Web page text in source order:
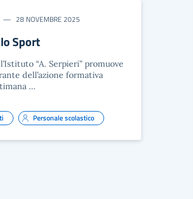
28 NOVEMBRE 2025
Sport
“A. Serpieri” promuove
dell’azione formativa
…
Personale scolastico